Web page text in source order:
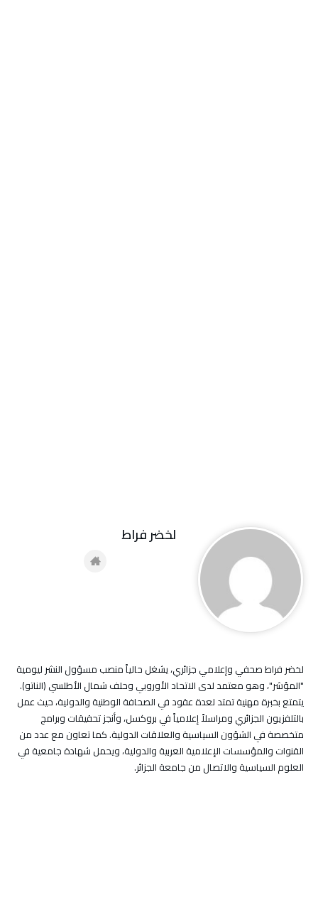
لخضر فراط
لخضر فراط صحفي وإعلامي جزائري، يشغل حالياً منصب مسؤول النشر ليومية
"المؤشر"، وهو معتمد لدى الاتحاد الأوروبي وحلف شمال الأطلسي (الناتو).
يتمتع بخبرة مهنية تمتد لعدة عقود في الصحافة الوطنية والدولية، حيث عمل
بالتلفزيون الجزائري ومراسلاً إعلامياً في بروكسل، وأنجز تحقيقات وبرامج
متخصصة في الشؤون السياسية والعلاقات الدولية. كما تعاون مع عدد من
القنوات والمؤسسات الإعلامية العربية والدولية، ويحمل شهادة جامعية في
العلوم السياسية والاتصال من جامعة الجزائر.